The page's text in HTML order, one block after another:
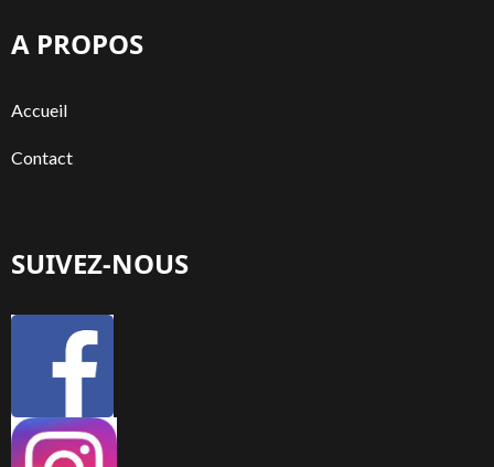
A PROPOS
Accueil
Contact
SUIVEZ-NOUS